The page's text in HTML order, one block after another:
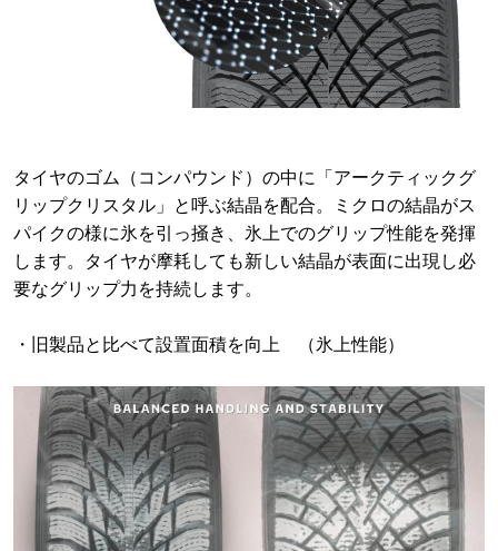
タイヤのゴム（コンパウンド）の中に「アークティックグ
リップクリスタル」と呼ぶ結晶を配合。ミクロの結晶がス
パイクの様に氷を引っ掻き、氷上でのグリップ性能を発揮
します。タイヤが摩耗しても新しい結晶が表面に出現し必
要なグリップ力を持続します。
・旧製品と比べて設置面積を向上 （氷上性能）